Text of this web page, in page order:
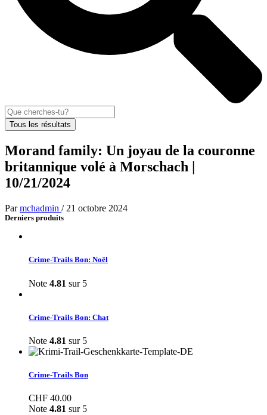
Tous les résultats
Morand family: Un joyau de la couronne
britannique volé à Morschach |
10/21/2024
Parmchadmin / 21 octobre 2024
Derniers produits
Crime-Trails Bon: Noël
Note 4.81 sur 5
Crime-Trails Bon: Chat
Note 4.81 sur 5
Crime-Trails Bon
CHF 40.00
Note 4.81 sur 5